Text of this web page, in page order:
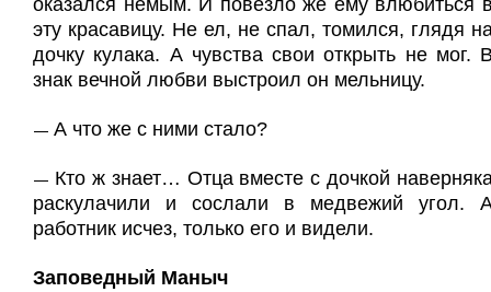
оказался немым. И повезло же ему влюбиться
эту красавицу. Не ел, не спал, томился, глядя
дочку кулака. А чувства свои открыть не мог.
знак вечной любви выстроил он мельницу.
— А что же с ними стало?
— Кто ж знает… Отца вместе с дочкой
раскулачили и сослали в медвежий угол.
работник исчез, только его и видели.
Заповедный Маныч